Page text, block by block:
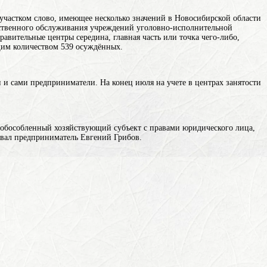
участком слово, имеющее несколько значений в Новосибирской области
обслуживания учреждений уголовно-исполнительной
центры середина, главная часть или точка чего-либо,
количеством 539 осуждённых.
сами предприниматели. На конец июля на учете в центрах занятости
хозяйствующий субъект с правами юридического лица,
предприниматель Евгений Грибов.